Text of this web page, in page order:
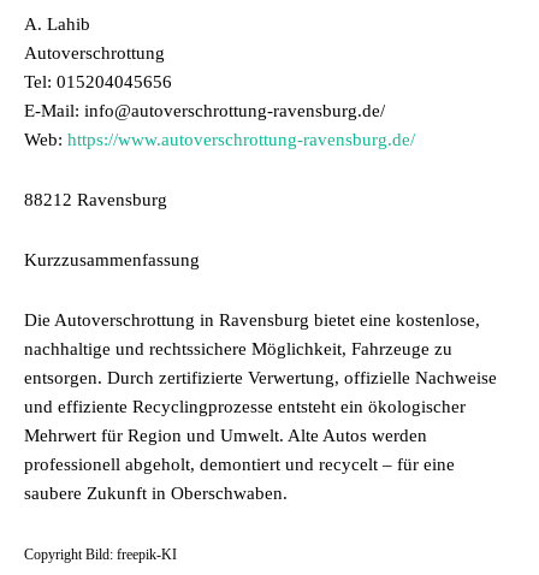
A. Lahib
Autoverschrottung
Tel: 015204045656
E-Mail: info@autoverschrottung-ravensburg.de/
Web: https://www.autoverschrottung-ravensburg.de/
88212 Ravensburg
Kurzzusammenfassung
Die Autoverschrottung in Ravensburg bietet eine kostenlose,
nachhaltige und rechtssichere Möglichkeit, Fahrzeuge zu
entsorgen. Durch zertifizierte Verwertung, offizielle Nachweise
und effiziente Recyclingprozesse entsteht ein ökologischer
Mehrwert für Region und Umwelt. Alte Autos werden
professionell abgeholt, demontiert und recycelt – für eine
saubere Zukunft in Oberschwaben.
Copyright Bild: freepik-KI